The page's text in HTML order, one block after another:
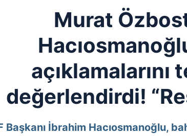
Murat
açıklamalarını
değerlendirdi!
Başkanı İbrahim Hacıosmanoğlu,